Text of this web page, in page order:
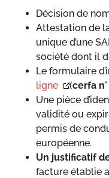
Décision de
Attestation de
unique d’une
société dont il
Le formulaire
ligne
(cerfa
Une pièce
validité ou
permis de
européenne.
Un justificatif
facture établie